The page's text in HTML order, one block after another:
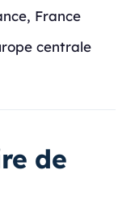
France
centrale
de